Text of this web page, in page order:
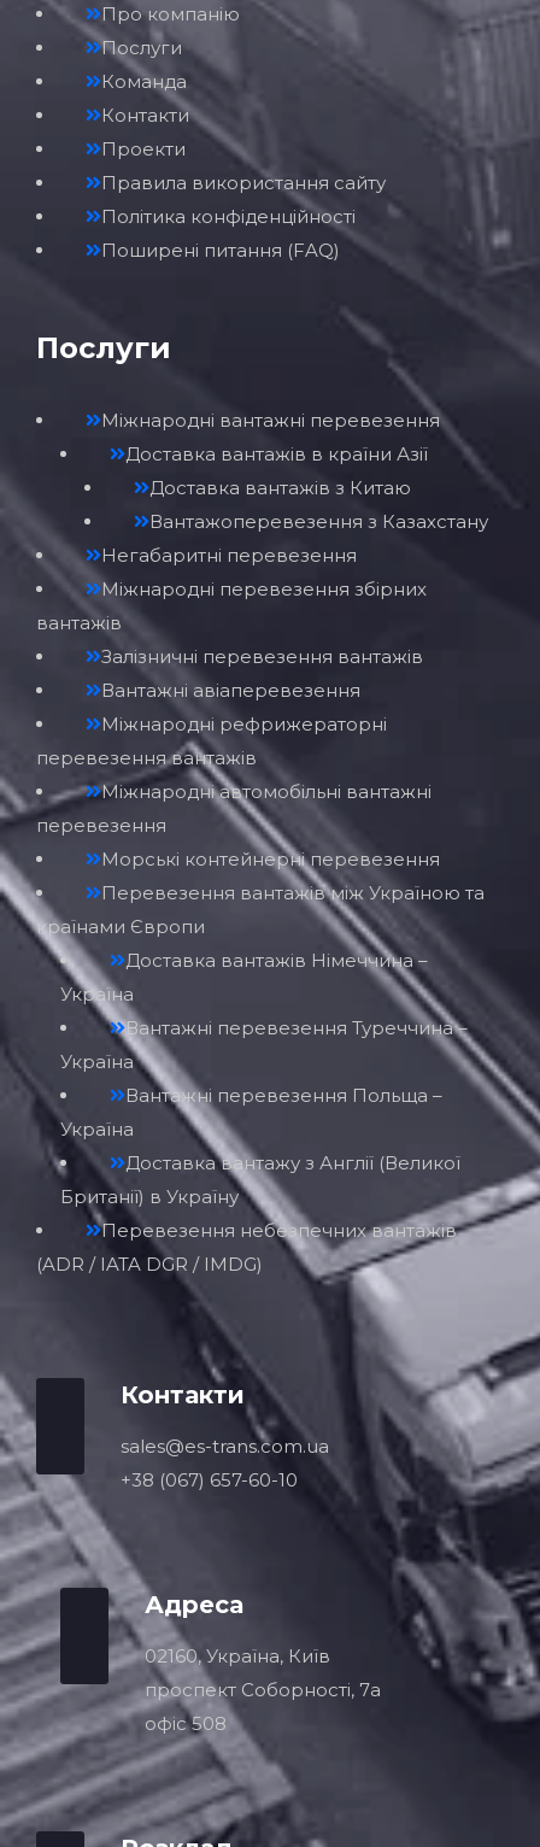
Про компанію
Послуги
Команда
Контакти
Проекти
Правила використання сайту
Політика конфіденційності
Поширені питання (FAQ)
Послуги
Міжнародні вантажні перевезення
Доставка вантажів в країни Азії
Доставка вантажів з Китаю
Вантажоперевезення з Казахстану
Негабаритні перевезення
Міжнародні перевезення збірних
вантажів
Залізничні перевезення вантажів
Вантажні авіаперевезення
Міжнародні рефрижераторні
перевезення вантажів
Міжнародні автомобільні вантажні
перевезення
Морські контейнерні перевезення
Перевезення вантажів між Україною та
країнами Європи
Доставка вантажів Німеччина –
Україна
Вантажні перевезення Туреччина –
Україна
Вантажні перевезення Польща –
Україна
Доставка вантажу з Англії (Великої
Британії) в Україну
Перевезення небезпечних вантажів
(ADR / IATA DGR / IMDG)
Контакти
sales@es-trans.com.ua
+38 (067) 657-60-10
Адреса
02160, Україна, Київ
проспект Соборності, 7a
офіс 508